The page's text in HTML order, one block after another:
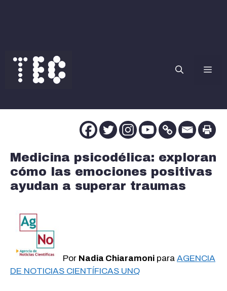
contenido
Medicina psicodélica: exploran
cómo las emociones positivas
ayudan a superar traumas
Por Nadia Chiaramoni para AGENCIA
DE NOTICIAS CIENTÍFICAS UNQ